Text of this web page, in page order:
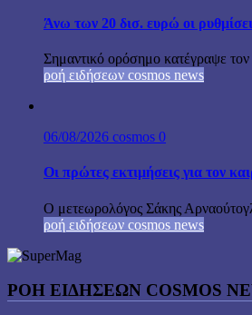
Άνω των 20 δισ. ευρώ οι
Σημαντικό ορόσημο κατέγραψε
ροή ειδήσεων cosmos news
06/08/2026 cosmos 0
Οι πρώτες εκτιμήσεις για τον
Ο μετεωρολόγος Σάκης
ροή ειδήσεων cosmos news
ΡΟΉ ΕΙΔΉΣΕΩΝ COSMOS